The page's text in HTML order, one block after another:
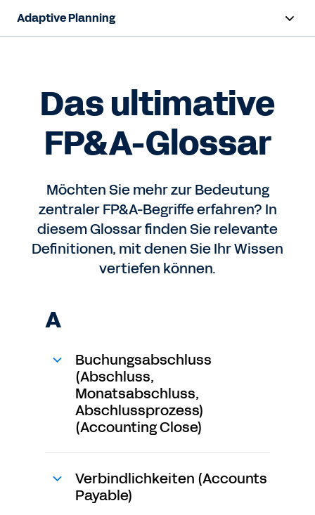
Adaptive Planning
Produkte
Lösungen
Ressourcen
Preise
Demo ansehen
Das ultimative
FP&A-Glossar
Möchten Sie mehr zur Bedeutung
zentraler FP&A-Begriffe erfahren? In
diesem Glossar finden Sie relevante
Definitionen, mit denen Sie Ihr Wissen
vertiefen können.
A
Buchungsabschluss
(Abschluss,
Monatsabschluss,
Abschlussprozess)
(Accounting Close)
Verbindlichkeiten (Accounts
Payable)